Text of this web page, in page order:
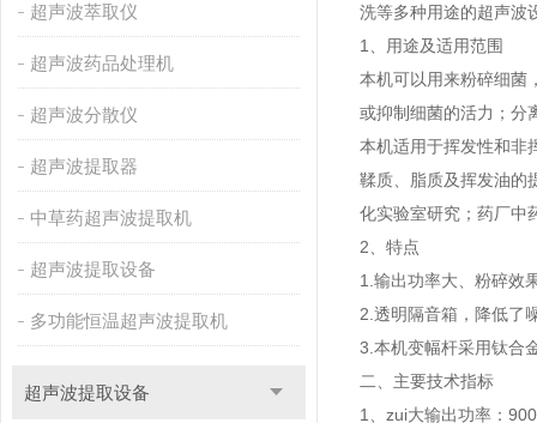
超声波萃取仪
超声波药品处理机
超声波分散仪
超声波提取器
中草药超声波提取机
超声波提取设备
多功能恒温超声波提取机
超声波提取设备
洗等多种用途的超声波
1、用途及适用范围
本机可以用来粉碎细菌
或抑制细菌的活力；分
本机适用于挥发性和非
鞣质、脂质及挥发油的
化实验室研究；药厂中
2、特点
1.输出功率大、粉碎效
2.透明隔音箱，降低了
3.本机变幅杆采用钛合
二、主要技术指标
1、zui大输出功率：